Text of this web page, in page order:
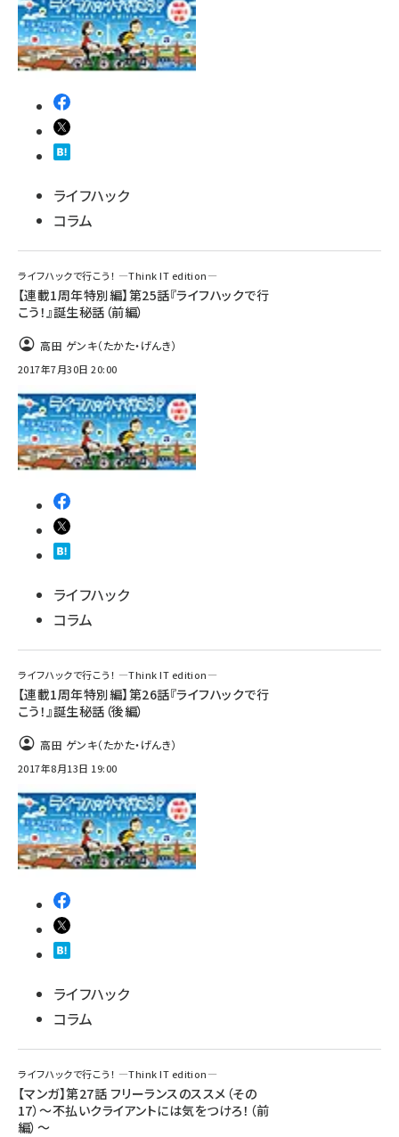
ライフハック
コラム
ライフハックで行こう！ ―Think IT edition―
【連載1周年特別編】第25話『ライフハックで行
こう！』誕生秘話（前編）
高田 ゲンキ（たかた・げんき）
2017年7月30日 20:00
ライフハック
コラム
ライフハックで行こう！ ―Think IT edition―
【連載1周年特別編】第26話『ライフハックで行
こう！』誕生秘話（後編）
高田 ゲンキ（たかた・げんき）
2017年8月13日 19:00
ライフハック
コラム
ライフハックで行こう！ ―Think IT edition―
【マンガ】第27話 フリーランスのススメ（その
17）～不払いクライアントには気をつけろ！（前
編）～